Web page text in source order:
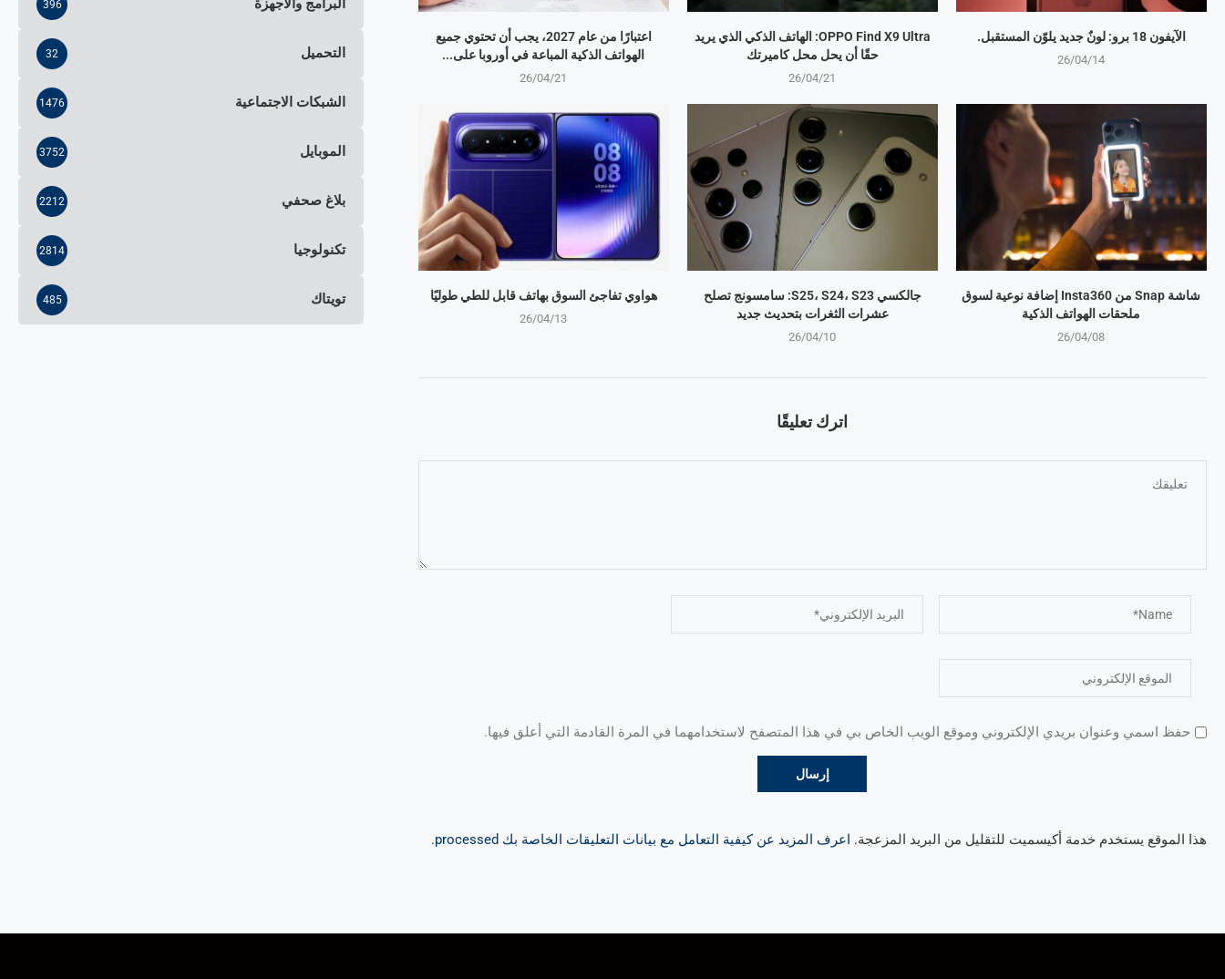
اعتبارًا من عام 2027، يجب أن تحتوي جميع
الهواتف الذكية المباعة في أوروبا على...
26/04/21
OPPO Find X9 Ultra: الهاتف الذكي الذي يريد
حقًا أن يحل محل كاميرتك
26/04/21
الآيفون 18 برو: لونٌ جديد يلوّن المستقبل.
26/04/14
هواوي تفاجئ السوق بهاتف قابل للطي طوليًا
26/04/13
جالكسي S25، S24، S23: سامسونج تصلح
عشرات الثغرات بتحديث جديد
26/04/10
شاشة Snap من Insta360 إضافة نوعية لسوق
ملحقات الهواتف الذكية
26/04/08
اترك تعليقًا
حفظ اسمي وعنوان بريدي الإلكتروني وموقع الويب الخاص بي في هذا المتصفح لاستخدامهما في المرة القادمة التي أعلق فيها.
هذا الموقع يستخدم خدمة أكيسميت للتقليل من البريد المزعجة. اعرف المزيد عن كيفية التعامل مع بيانات التعليقات الخاصة بك processed .
البرامج والأجهزة 396
التحميل 32
الشبكات الاجتماعية 1476
الموبايل 3752
بلاغ صحفي 2212
تكنولوجيا 2814
تويتاك 485